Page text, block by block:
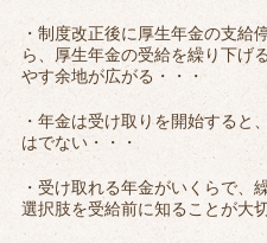
・制度改正後に厚生年金の支給
ら、厚生年金の受給を繰り下げ
やす余地が広がる・・・
・年金は受け取りを開始すると
はでない・・・
・受け取れる年金がいくらで、
選択肢を受給前に知ることが大